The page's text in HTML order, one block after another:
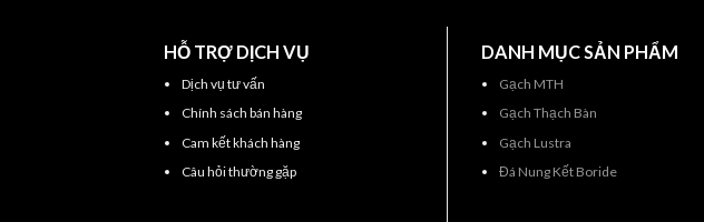
HỖ TRỢ DỊCH VỤ
Dịch vụ tư vấn
Chính sách bán hàng
Cam kết khách hàng
Câu hỏi thường gặp
DANH MỤC SẢN PHẨM
Gạch MTH
Gạch Thạch Bàn
Gạch Lustra
Đá Nung Kết Boride